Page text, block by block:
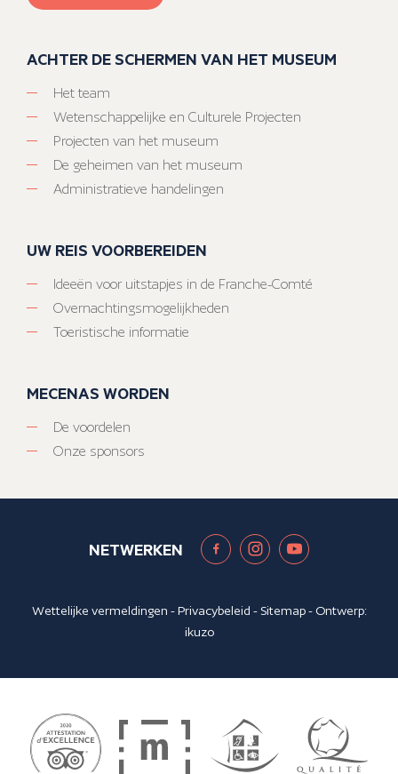
ACHTER DE SCHERMEN VAN HET MUSEUM
Het team
Wetenschappelijke en Culturele Projecten
Projecten van het museum
De geheimen van het museum
Administratieve handelingen
UW REIS VOORBEREIDEN
Ideeën voor uitstapjes in de Franche-Comté
Overnachtingsmogelijkheden
Toeristische informatie
MECENAS WORDEN
De voordelen
Onze sponsors
NETWERKEN
Wettelijke vermeldingen -Privacybeleid - Sitemap- Ontwerp:
ikuzo